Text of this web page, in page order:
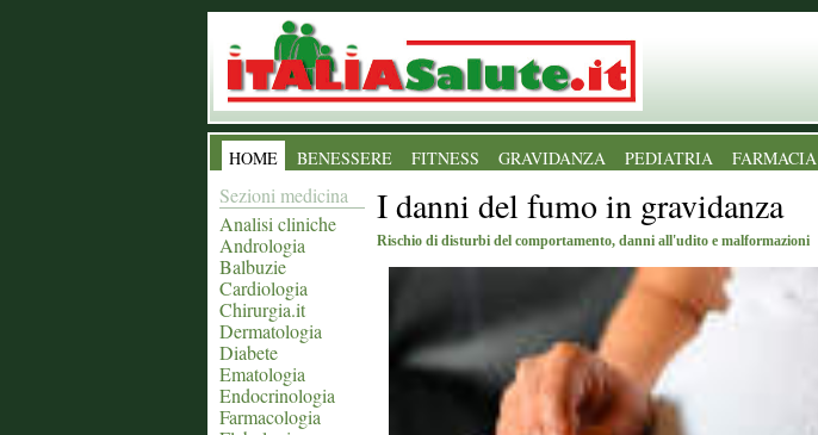
HOME BENESSERE FITNESS GRAVIDANZA PEDIATRIA FARMACIA
Sezioni medicina
Analisi cliniche
Andrologia
Balbuzie
Cardiologia
Chirurgia.it
Dermatologia
Diabete
Ematologia
Endocrinologia
Farmacologia
I danni del fumo in gravidanza
Rischio di disturbi del comportamento, danni all'udito e malformazioni